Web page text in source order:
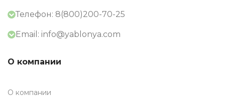
Телефон: 8(800)200-70-25
Email: info@yablonya.com
О компании
О компании